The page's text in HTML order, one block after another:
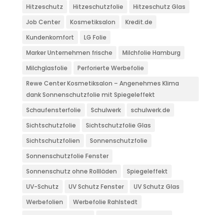
Hitzeschutz
Hitzeschutzfolie
Hitzeschutz Glas
Job Center
Kosmetiksalon
Kredit.de
Kundenkomfort
LG Folie
Marker Unternehmen frische
Milchfolie Hamburg
Milchglasfolie
Perforierte Werbefolie
Rewe Center Kosmetiksalon – Angenehmes Klima
dank Sonnenschutzfolie mit Spiegeleffekt
Schaufensterfolie
Schulwerk
schulwerk.de
Sichtschutzfolie
Sichtschutzfolie Glas
Sichtschutzfolien
Sonnenschutzfolie
Sonnenschutzfolie Fenster
Sonnenschutz ohne Rollläden
Spiegeleffekt
UV-Schutz
UV Schutz Fenster
UV Schutz Glas
Werbefolien
Werbefolie Rahlstedt